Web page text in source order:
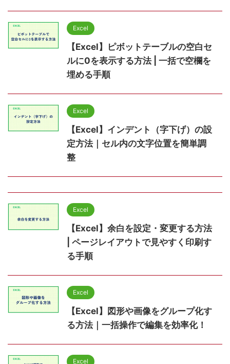
Excel
【Excel】ピボットテーブルの空白セ
ルに0を表示する方法 | 一括で空欄を
埋める手順
Excel
【Excel】インデント（字下げ）の設
定方法｜セル内の文字位置を簡単調
整
Excel
【Excel】余白を設定・変更する方法
| ページレイアウトで見やすく印刷す
る手順
Excel
【Excel】図形や画像をグループ化す
る方法｜一括操作で編集を効率化！
Excel